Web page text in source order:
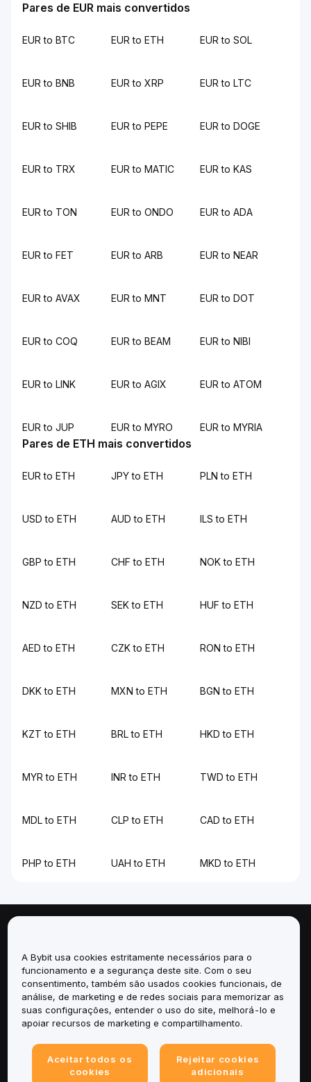
Pares de EUR mais convertidos
EUR to BTC EUR to ETH EUR to SOL
EUR to BNB EUR to XRP EUR to LTC
EUR to SHIB EUR to PEPE EUR to DOGE
EUR to TRX EUR to MATIC EUR to KAS
EUR to TON EUR to ONDO EUR to ADA
EUR to FET EUR to ARB EUR to NEAR
EUR to AVAX EUR to MNT EUR to DOT
EUR to COQ EUR to BEAM EUR to NIBI
EUR to LINK EUR to AGIX EUR to ATOM
EUR to JUP EUR to MYRO EUR to MYRIA
Pares de ETH mais convertidos
EUR to ETH JPY to ETH PLN to ETH
USD to ETH AUD to ETH ILS to ETH
GBP to ETH CHF to ETH NOK to ETH
NZD to ETH SEK to ETH HUF to ETH
AED to ETH CZK to ETH RON to ETH
DKK to ETH MXN to ETH BGN to ETH
KZT to ETH BRL to ETH HKD to ETH
MYR to ETH INR to ETH TWD to ETH
MDL to ETH CLP to ETH CAD to ETH
PHP to ETH UAH to ETH MKD to ETH
Serviços
Suporte
A Bybit usa cookies estritamente necessários para o
funcionamento e a segurança deste site. Com o seu
consentimento, também são usados cookies funcionais, de
análise, de marketing e de redes sociais para memorizar as
suas configurações, entender o uso do site, melhorá-lo e
apoiar recursos de marketing e compartilhamento.
Aceitar todos os
cookies
Rejeitar cookies
adicionais